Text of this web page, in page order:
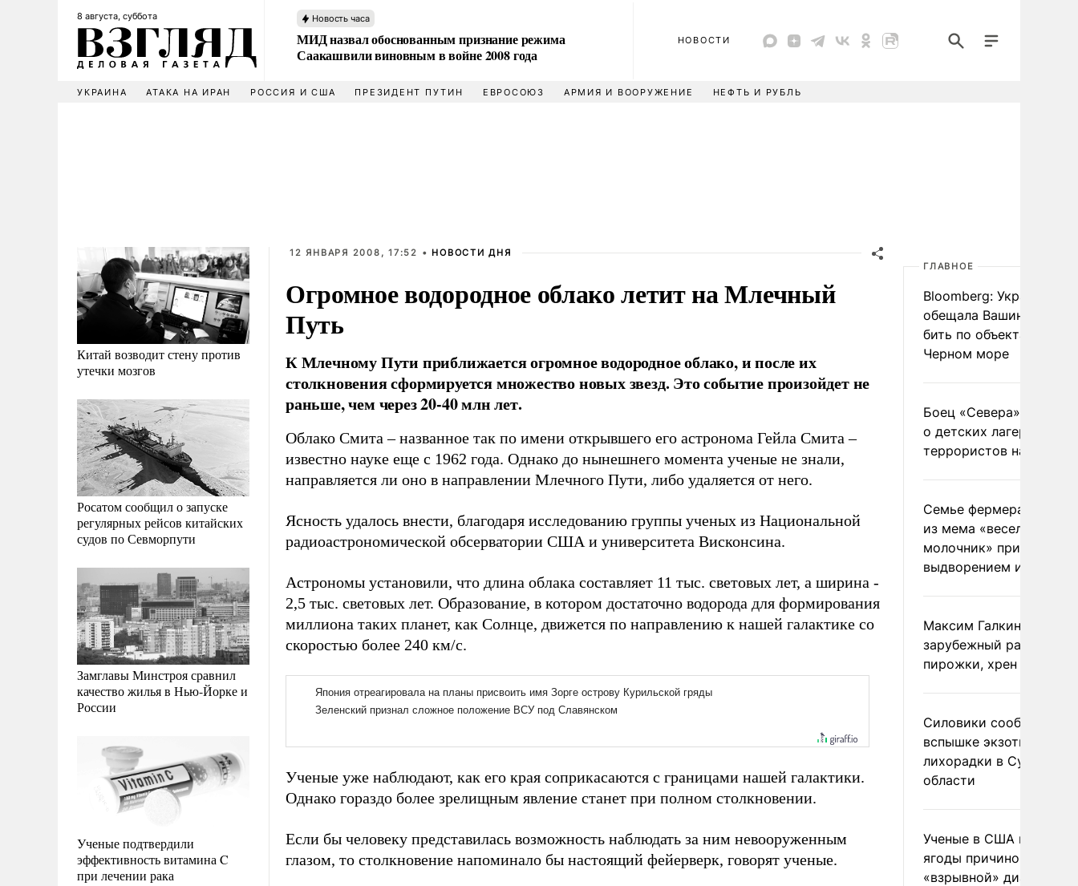
8 августа, суббота Новость часа
МИД назвал обоснованным признание режима
Саакашвили виновным в войне 2008 года
НОВОСТИ
УКРАИНА АТАКА НА ИРАН РОССИЯ И США ПРЕЗИДЕНТ ПУТИН ЕВРОСОЮЗ АРМИЯ И ВООРУЖЕНИЕ НЕФТЬ И РУБЛЬ
Китай возводит стену против
утечки мозгов
Росатом сообщил о запуске
регулярных рейсов китайских
судов по Севморпути
Замглавы Минстроя сравнил
качество жилья в Нью-Йорке и
России
Ученые подтвердили
эффективность витамина C
при лечении рака
12 ЯНВАРЯ 2008, 17:52 • НОВОСТИ ДНЯ
Огромное водородное облако летит на Млечный
Путь
К Млечному Пути приближается огромное водородное облако, и после их
столкновения сформируется множество новых звезд. Это событие произойдет не
раньше, чем через 20-40 млн лет.
Облако Смита – названное так по имени открывшего его астронома Гейла Смита –
известно науке еще с 1962 года. Однако до нынешнего момента ученые не знали,
направляется ли оно в направлении Млечного Пути, либо удаляется от него.
Ясность удалось внести, благодаря исследованию группы ученых из Национальной
радиоастрономической обсерватории США и университета Висконсина.
Астрономы установили, что длина облака составляет 11 тыс. световых лет, а ширина -
2,5 тыс. световых лет. Образование, в котором достаточно водорода для формирования
миллиона таких планет, как Солнце, движется по направлению к нашей галактике со
скоростью более 240 км/с.
Ученые уже наблюдают, как его края соприкасаются с границами нашей галактики.
Однако гораздо более зрелищным явление станет при полном столкновении.
Если бы человеку представилась возможность наблюдать за ним невооруженным
глазом, то столкновение напоминало бы настоящий фейерверк, говорят ученые.
ГЛАВНОЕ
Bloomberg: Украина
обещала Вашингтону не
бить по объектам КТК в
Черном море
Боец «Севера»
о детских лагерях
террористов на
Семье фермера
из мема «веселый
молочник» пригрозили
выдворением из
Максим Галкин
зарубежный райдер
пирожки, хрен и морс
Силовики сообщили о
вспышке экзотической
лихорадки в Сумской
области
Ученые в США назвали
ягоды причиной
«взрывной» диареи